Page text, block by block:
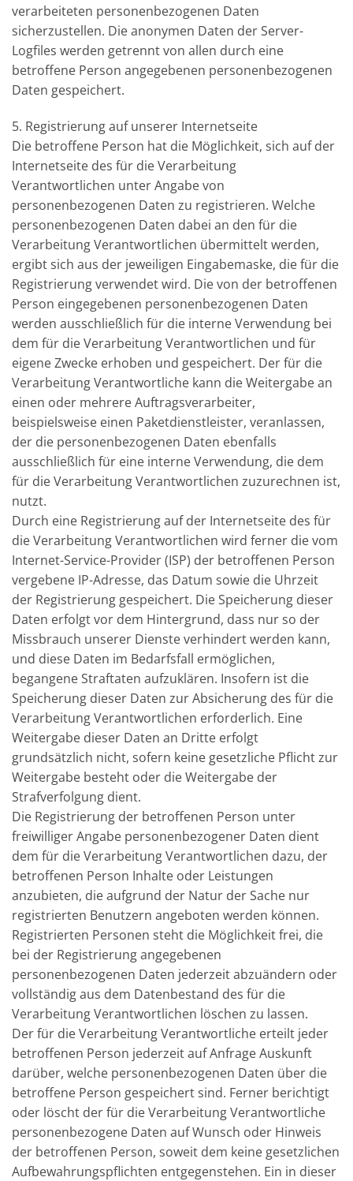
verarbeiteten personenbezogenen Daten
sicherzustellen. Die anonymen Daten der Server-
Logfiles werden getrennt von allen durch eine
betroffene Person angegebenen personenbezogenen
Daten gespeichert.
5. Registrierung auf unserer Internetseite
Die betroffene Person hat die Möglichkeit, sich auf der
Internetseite des für die Verarbeitung
Verantwortlichen unter Angabe von
personenbezogenen Daten zu registrieren. Welche
personenbezogenen Daten dabei an den für die
Verarbeitung Verantwortlichen übermittelt werden,
ergibt sich aus der jeweiligen Eingabemaske, die für die
Registrierung verwendet wird. Die von der betroffenen
Person eingegebenen personenbezogenen Daten
werden ausschließlich für die interne Verwendung bei
dem für die Verarbeitung Verantwortlichen und für
eigene Zwecke erhoben und gespeichert. Der für die
Verarbeitung Verantwortliche kann die Weitergabe an
einen oder mehrere Auftragsverarbeiter,
beispielsweise einen Paketdienstleister, veranlassen,
der die personenbezogenen Daten ebenfalls
ausschließlich für eine interne Verwendung, die dem
für die Verarbeitung Verantwortlichen zuzurechnen ist,
nutzt.
Durch eine Registrierung auf der Internetseite des für
die Verarbeitung Verantwortlichen wird ferner die vom
Internet-Service-Provider (ISP) der betroffenen Person
vergebene IP-Adresse, das Datum sowie die Uhrzeit
der Registrierung gespeichert. Die Speicherung dieser
Daten erfolgt vor dem Hintergrund, dass nur so der
Missbrauch unserer Dienste verhindert werden kann,
und diese Daten im Bedarfsfall ermöglichen,
begangene Straftaten aufzuklären. Insofern ist die
Speicherung dieser Daten zur Absicherung des für die
Verarbeitung Verantwortlichen erforderlich. Eine
Weitergabe dieser Daten an Dritte erfolgt
grundsätzlich nicht, sofern keine gesetzliche Pflicht zur
Weitergabe besteht oder die Weitergabe der
Strafverfolgung dient.
Die Registrierung der betroffenen Person unter
freiwilliger Angabe personenbezogener Daten dient
dem für die Verarbeitung Verantwortlichen dazu, der
betroffenen Person Inhalte oder Leistungen
anzubieten, die aufgrund der Natur der Sache nur
registrierten Benutzern angeboten werden können.
Registrierten Personen steht die Möglichkeit frei, die
bei der Registrierung angegebenen
personenbezogenen Daten jederzeit abzuändern oder
vollständig aus dem Datenbestand des für die
Verarbeitung Verantwortlichen löschen zu lassen.
Der für die Verarbeitung Verantwortliche erteilt jeder
betroffenen Person jederzeit auf Anfrage Auskunft
darüber, welche personenbezogenen Daten über die
betroffene Person gespeichert sind. Ferner berichtigt
oder löscht der für die Verarbeitung Verantwortliche
personenbezogene Daten auf Wunsch oder Hinweis
der betroffenen Person, soweit dem keine gesetzlichen
Aufbewahrungspflichten entgegenstehen. Ein in dieser